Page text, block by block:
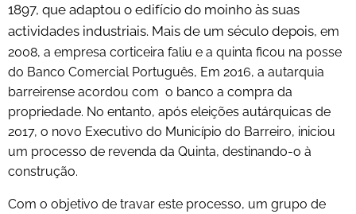
1897, que adaptou o edifício do moinho às suas
actividades industriais. Mais de um século depois, em
2008, a empresa corticeira faliu e a quinta ficou na posse
do Banco Comercial Português, Em 2016, a autarquia
barreirense acordou com o banco a compra da
propriedade. No entanto, após eleições autárquicas de
2017, o novo Executivo do Município do Barreiro, iniciou
um processo de revenda da Quinta, destinando-o à
construção.
Com o objetivo de travar este processo, um grupo de